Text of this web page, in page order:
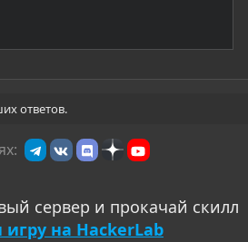
ответов.
сервер и прокачай скилл
на HackerLab